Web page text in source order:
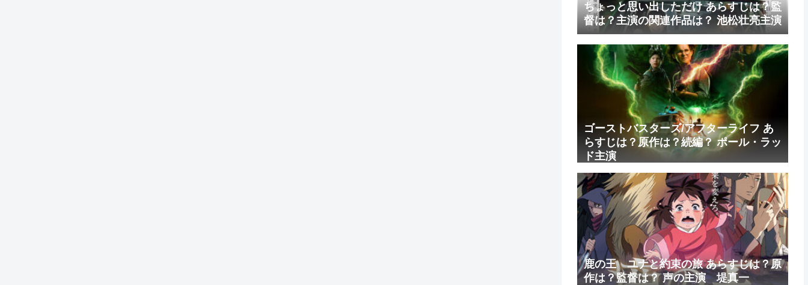
ちょっと思い出しただけ あらすじは？監
督は？主演の関連作品は？ 池松壮亮主演
ゴーストバスターズ/アフターライフ あ
らすじは？原作は？続編？ ポール・ラッ
ド主演
鹿の王 ユナと約束の旅 あらすじは？原
作は？監督は？ 声の主演 堤真一